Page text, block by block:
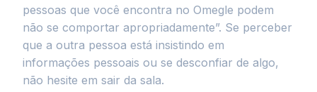
pessoas que você encontra no Omegle podem
não se comportar apropriadamente”. Se perceber
que a outra pessoa está insistindo em
informações pessoais ou se desconfiar de algo,
não hesite em sair da sala.